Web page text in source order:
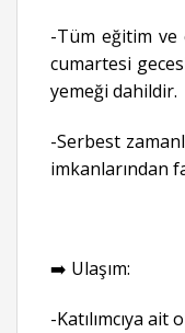
-Tüm eğitim ve
cumartesi
yemeği dahildir.
-Serbest
imkanlarından
➡️ Ulaşım:
-Katılımcıya